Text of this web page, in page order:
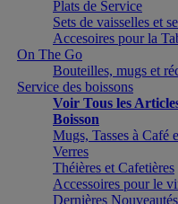
Plats de Service
Sets de vaisselles et
Accesoires pour la
On The Go
Bouteilles, mugs et
Service des boissons
Voir Tous les
Boisson
Mugs, Tasses à Café
Verres
Théières et Cafetières
Accessoires pour le
Dernières Nouveautés